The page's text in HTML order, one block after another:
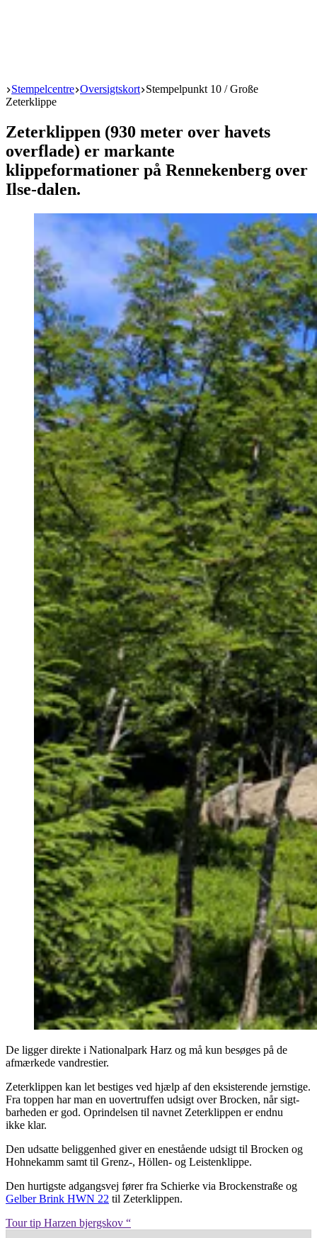
Start
Stempelcentre Oversigtskort Stempelpunkt 10 / Große
Zeterklippe
Zeterklippen (930 meter over havets
overflade) er markante
klippeformationer på Rennekenberg over
Ilse-dalen.
De lig­ger direk­te i Natio­nal­park Harz og må kun besø­ges på de
afmær­ke­de vandrestier.
Zeter­klip­pen kan let besti­ges ved hjælp af den eksi­ste­ren­de jern­sti­ge.
Fra top­pen har man en uover­truf­fen udsigt over Bro­ck­en, når sigt­
bar­he­den er god. Oprin­del­sen til nav­net Zeter­klip­pen er end­nu
ikke klar.
Den udsat­te belig­gen­hed giver en ene­stå­en­de udsigt til Bro­ck­en og
Hoh­ne­kamm samt til Grenz‑, Höl­len- og Leistenklippe.
Den hur­tig­ste adgangs­vej fører fra Schier­ke via Bro­ck­en­straße og
Gel­ber Brink HWN 22 til Zeterklippen.
Tour tip Harzen bjergskov “